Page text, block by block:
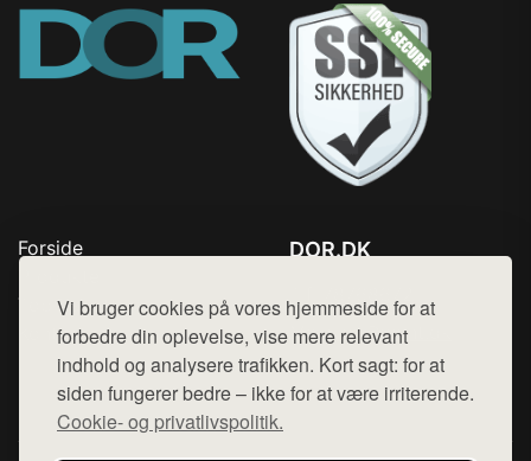
Vi bruger cookies på vores hjemmeside for at
forbedre din oplevelse, vise mere relevant
indhold og analysere trafikken. Kort sagt: for at
siden fungerer bedre – ikke for at være irriterende.
Cookie- og privatlivspolitik.
Forside
Top Rabatter
Kontakt
DOR.DK
Mail: hej@want.dk
Cookie- og privatlivspolitik